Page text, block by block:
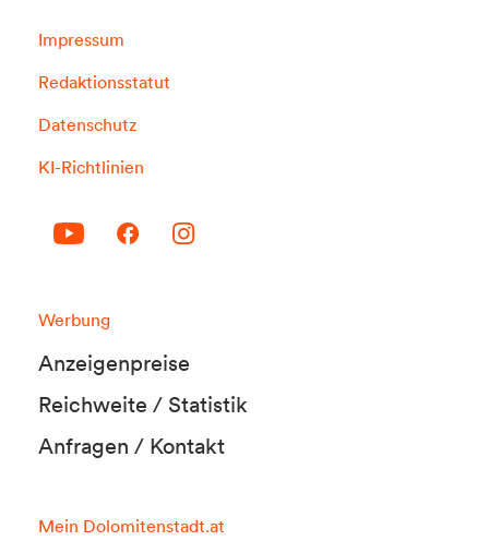
Impressum
Redaktionsstatut
Datenschutz
KI-Richtlinien
Werbung
Anzeigenpreise
Reichweite / Statistik
Anfragen / Kontakt
Mein Dolomitenstadt.at